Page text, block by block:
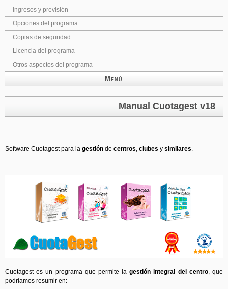
Ingresos y previsión
Opciones del programa
Copias de seguridad
Licencia del programa
Otros aspectos del programa
Menú
Manual Cuotagest v18
Software Cuotagest para la gestión de centros clubes y similares
Cuotagest es un programa que permite lagestión integral del centro, que
podríamos resumir en: